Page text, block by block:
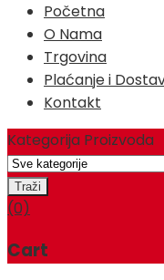
Početna
O Nama
Trgovina
Plaćanje i
Kontakt
Kategorija Proizvoda
(0)
Cart